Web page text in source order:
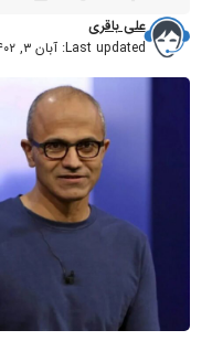
Last updated: آبان ۳, ۱۴۰۲ ۶:۰۸ ق٫ظ
علی باقری